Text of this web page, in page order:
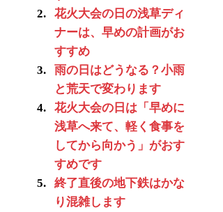
花火大会の日の浅草ディ
ナーは、早めの計画がお
すすめ
雨の日はどうなる？小雨
と荒天で変わります
花火大会の日は「早めに
浅草へ来て、軽く食事を
してから向かう」がおす
すめです
終了直後の地下鉄はかな
り混雑します